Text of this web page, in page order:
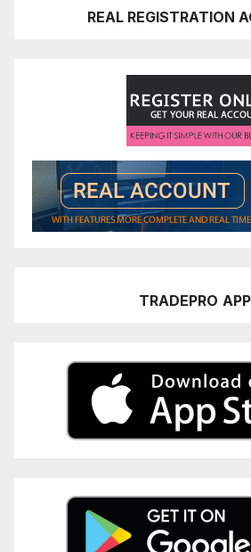
REAL REGISTRATION
TRADEPRO